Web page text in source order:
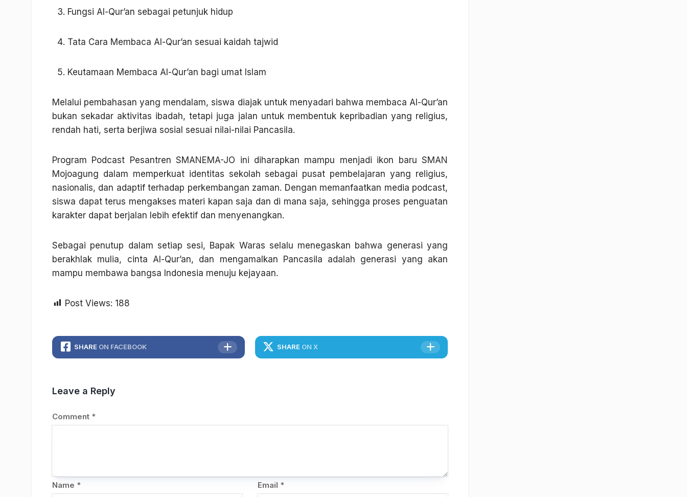
Fungsi Al-Qur’an sebagai petunjuk hidup
Tata Cara Membaca Al-Qur’an sesuai kaidah tajwid
Keutamaan Membaca Al-Qur’an bagi umat Islam
Melalui pembahasan yang mendalam, siswa diajak untuk menyadari bahwa membaca Al-Qur’an
bukan sekadar aktivitas ibadah, tetapi juga jalan untuk membentuk kepribadian yang religius,
rendah hati, serta berjiwa sosial sesuai nilai-nilai Pancasila.
Program Podcast Pesantren SMANEMA-JO ini diharapkan mampu menjadi ikon baru SMAN
Mojoagung dalam memperkuat identitas sekolah sebagai pusat pembelajaran yang religius,
nasionalis, dan adaptif terhadap perkembangan zaman. Dengan memanfaatkan media podcast,
siswa dapat terus mengakses materi kapan saja dan di mana saja, sehingga proses penguatan
karakter dapat berjalan lebih efektif dan menyenangkan.
Sebagai penutup dalam setiap sesi, Bapak Waras selalu menegaskan bahwa generasi yang
berakhlak mulia, cinta Al-Qur’an, dan mengamalkan Pancasila adalah generasi yang akan
mampu membawa bangsa Indonesia menuju kejayaan.
Post Views: 188
SHARE ON FACEBOOK SHARE ON X
Leave a Reply
Comment *
Name * Email *